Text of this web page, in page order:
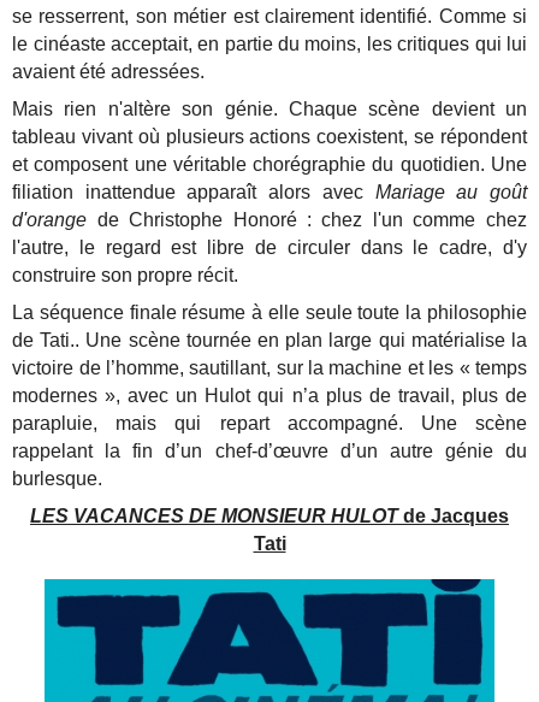
se resserrent, son métier est clairement identifié. Comme si
le cinéaste acceptait, en partie du moins, les critiques qui lui
avaient été adressées.
Mais rien n'altère son génie. Chaque scène devient un
tableau vivant où plusieurs actions coexistent, se répondent
et composent une véritable chorégraphie du quotidien. Une
filiation inattendue apparaît alors avec Mariage au goût
d'orange de Christophe Honoré : chez l'un comme chez
l'autre, le regard est libre de circuler dans le cadre, d'y
construire son propre récit.
La séquence finale résume à elle seule toute la philosophie
de Tati.. Une scène tournée en plan large qui matérialise la
victoire de l’homme, sautillant, sur la machine et les « temps
modernes », avec un Hulot qui n’a plus de travail, plus de
parapluie, mais qui repart accompagné. Une scène
rappelant la fin d’un chef-d’œuvre d’un autre génie du
burlesque.
LES VACANCES DE MONSIEUR HULOTde Jacques
Tati